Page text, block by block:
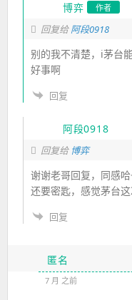
博弈 作者
回复给阿段0918
别的我不清楚，i茅台
好事啊
回复
阿段0918
回复给 博弈
谢谢老哥回复，同感
还要密匙，感觉茅台这
回复
匿名
7 月 之前